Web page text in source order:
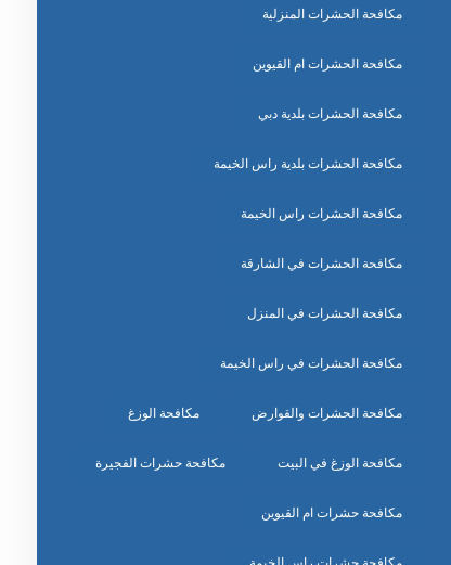
مكافحة الحشرات المنزلية
مكافحة الحشرات ام القيوين
مكافحة الحشرات بلدية دبي
مكافحة الحشرات بلدية راس الخيمة
مكافحة الحشرات راس الخيمة
مكافحة الحشرات في الشارقة
مكافحة الحشرات في المنزل
مكافحة الحشرات في راس الخيمة
مكافحة الحشرات والقوارض مكافحة الوزغ
مكافحة الوزغ في البيت مكافحة حشرات الفجيرة
مكافحة حشرات ام القيوين